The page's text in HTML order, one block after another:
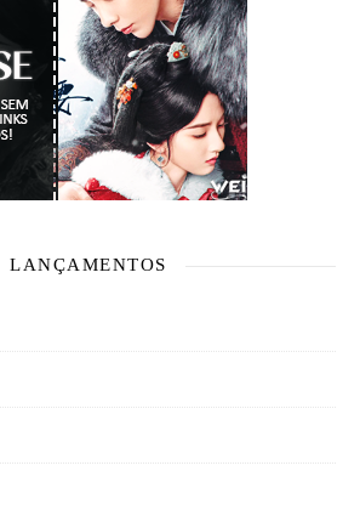
LANÇAMENTOS